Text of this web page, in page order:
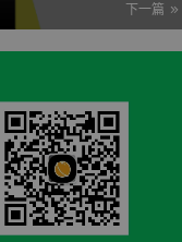
下一篇